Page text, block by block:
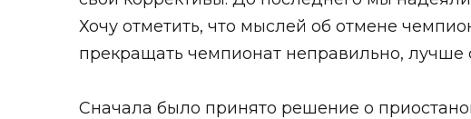
Хочу отметить, что мыслей об отмене
прекращать чемпионат неправильно, лучше
Сначала было принято решение о